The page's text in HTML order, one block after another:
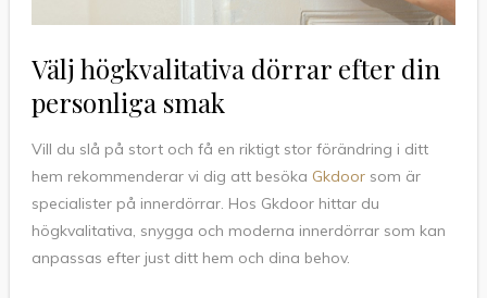
Välj högkvalitativa dörrar efter din
personliga smak
Vill du slå på stort och få en riktigt stor förändring i ditt
hem rekommenderar vi dig att besöka Gkdoorsom är
specialister på innerdörrar. Hos Gkdoor hittar du
högkvalitativa, snygga och moderna innerdörrar som kan
anpassas efter just ditt hem och dina behov.